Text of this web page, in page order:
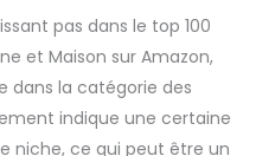
est de 55 kg.
est lisse et
ce qui
facilite la nettoyer
un chiffon
pas dans le top 100
et Maison sur Amazon,
dans la catégorie des
indique une certaine
niche, ce qui peut être un